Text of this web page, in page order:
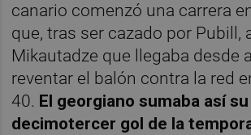
canario comenzó una carrera
que, tras ser cazado por Pubill,
Mikautadze que llegaba desde
reventar el balón contra la red
40. El georgiano sumaba así su
decimotercer gol de la